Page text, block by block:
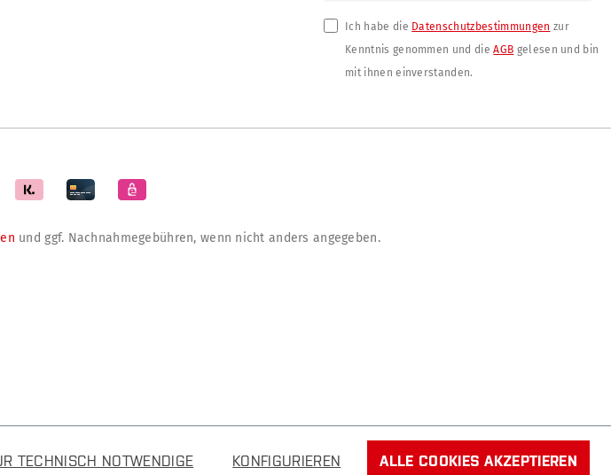
Ich habe die Datenschutzbestimmungen zur
Kenntnis genommen und dieAGB gelesen und bin
mit ihnen einverstanden.
und ggf. Nachnahmegebühren, wenn nicht anders angegeben.
TECHNISCH NOTWENDIGE KONFIGURIEREN ALLE COOKIES AKZEPTIEREN